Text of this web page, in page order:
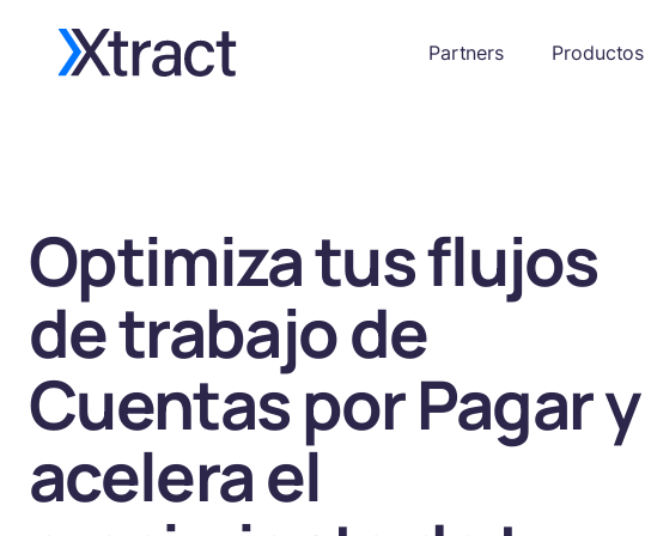
Partners Productos
Optimiza tus flujos
de trabajo de
Cuentas por Pagar y
acelera el